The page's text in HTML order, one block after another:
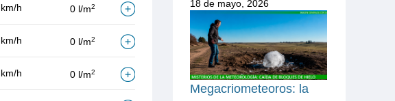
h 0 l/m2
h 0 l/m2
h 0 l/m2
18 de mayo, 2026
Megacriometeoros: la